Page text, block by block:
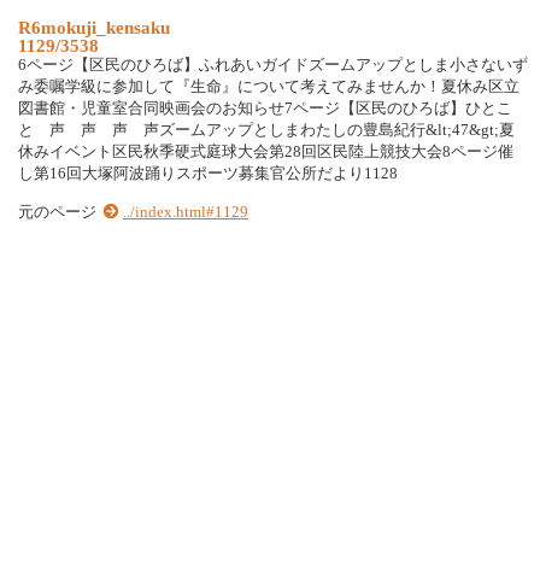
R6mokuji_kensaku
1129/3538
6ページ【区民のひろば】ふれあいガイドズームアップとしま小さないず
み委嘱学級に参加して『生命』について考えてみませんか！夏休み区立
図書館・児童室合同映画会のお知らせ7ページ【区民のひろば】ひとこ
と 声 声 声 声ズームアップとしまわたしの豊島紀行&lt;47&gt;夏
休みイベント区民秋季硬式庭球大会第28回区民陸上競技大会8ページ催
し第16回大塚阿波踊りスポーツ募集官公所だより1128
元のページ ../index.html#1129